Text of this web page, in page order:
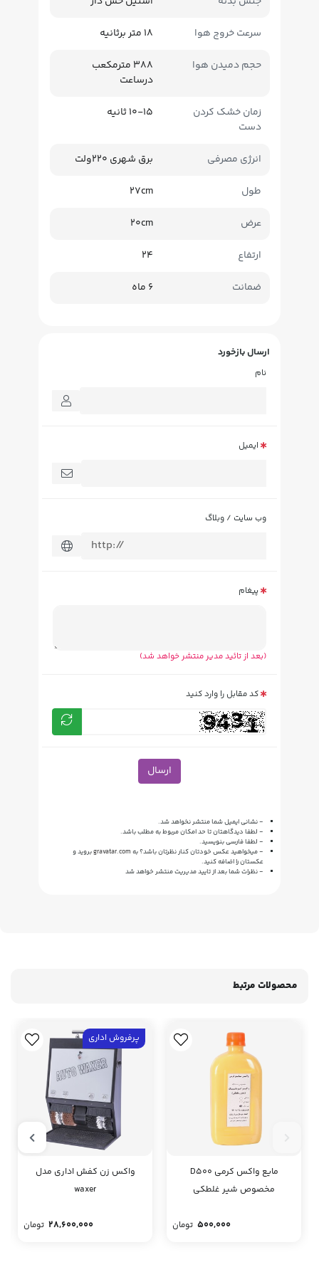
سرعت خروج هوا 18 متر برثانیه
حجم دمیدن هوا
388 مترمکعب
درساعت
زمان خشک کردن
دست
10-15 ثانیه
انرژی مصرفی برق شهری 220ولت
طول 27cm
عرض 20cm
ارتفاع 24
ضمانت 6 ماه
ارسال بازخورد
نام
ایمیل
وب سایت / وبلاگ
پیغام
(بعد از تائید مدیر منتشر خواهد شد)
کد مقابل را وارد کنید
ارسال
- نشانی ایمیل شما منتشر نخواهد شد.
- لطفا دیدگاهتان تا حد امکان مربوط به مطلب باشد.
- لطفا فارسی بنویسید.
- میخواهید عکس خودتان کنار نظرتان باشد؟ به gravatar.comبروید و
عکستان را اضافه کنید.
- نظرات شما بعد از تایید مدیریت منتشر خواهد شد
محصولات مرتبط
مایع واکس کرمی D500
مخصوص شیر غلطکی
500,000 تومان
پرفروش اداری
واکس زن کفش اداری مدل
waxer
28,600,000 تومان